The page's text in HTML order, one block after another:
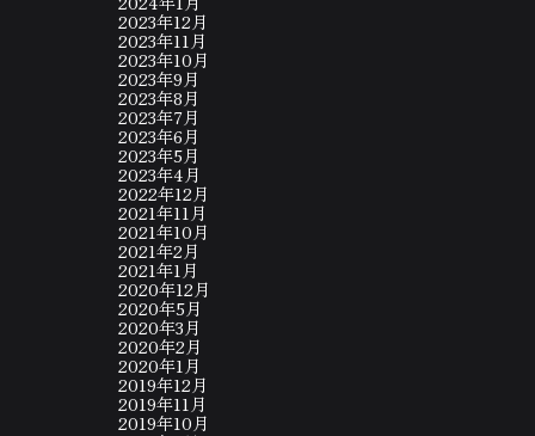
2023年12月
2023年11月
2023年10月
2023年9月
2023年8月
2023年7月
2023年6月
2023年5月
2023年4月
2022年12月
2021年11月
2021年10月
2021年2月
2021年1月
2020年12月
2020年5月
2020年3月
2020年2月
2020年1月
2019年12月
2019年11月
2019年10月